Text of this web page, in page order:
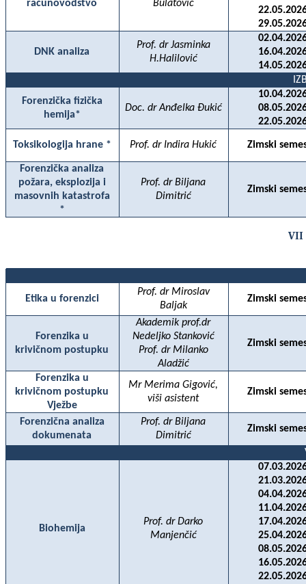
računovodstvo Bulatović
DNK analiza
Prof. dr Jasminka
H.Halilović
Forenzička fizička
hemija*
Doc. dr Anđelka Đukić
Toksikologija hrane * Prof. dr Indira Hukić Zimski
Forenzička analiza
požara, eksplozija i
masovnih katastrofa
*
Prof. dr Biljana
Dimitrić
Zimski
VII
Etika u forenzici
Prof. dr Miroslav
Baljak
Zimski
Forenzika u
krivičnom postupku
Akademik prof.dr
Nedeljko Stanković
Prof. dr Milanko
Aladžić
Zimski
Forenzika u
krivičnom postupku
Vježbe
Mr Merima Gigović,
viši asistent
Zimski
Forenzična analiza
dokumenata
Prof. dr Biljana
Dimitrić
Zimski
Biohemija
Prof. dr Darko
Manjenčić